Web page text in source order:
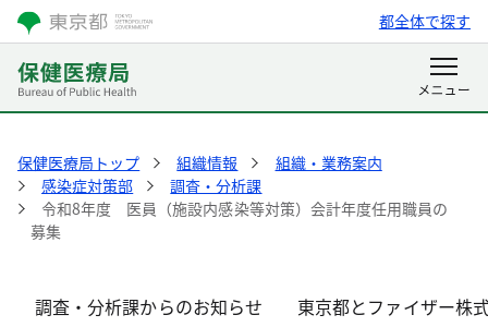
都全体で探す
保健医療局トップ 組織情報
組織・業務案内
感染症対策部
調査・分析課
令和8年度 医員（施設内感染等対策）会計年度任用職員の
募集
調査・分析課からのお知らせ 東京都とファイザー株